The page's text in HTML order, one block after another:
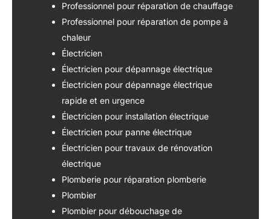
Professionnel pour réparation de chauffage
Professionnel pour réparation de pompe à
chaleur
Électricien
Électricien pour dépannage électrique
Électricien pour dépannage électrique
rapide et en urgence
Électricien pour installation électrique
Électricien pour panne électrique
Électricien pour travaux de rénovation
électrique
Plomberie pour réparation plomberie
Plombier
Plombier pour débouchage de